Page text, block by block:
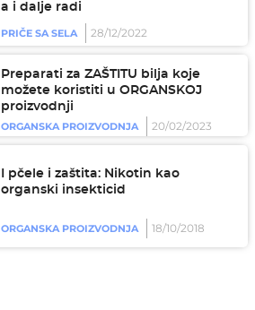
a i dalje radi
PRIČE SA SELA 28/12/2022
Preparati za ZAŠTITU bilja koje
možete koristiti u ORGANSKOJ
proizvodnji
ORGANSKA PROIZVODNJA
20/02/2023
I pčele i zaštita: Nikotin kao
organski insekticid
ORGANSKA PROIZVODNJA 18/10/2018